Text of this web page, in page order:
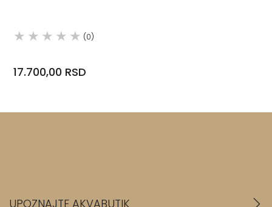
(0)
17.700,00 RSD
UPOZNAJTE AKVABUTIK